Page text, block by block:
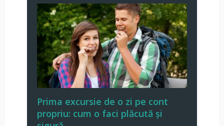
Prima excursie de o zi pe cont
propriu: cum o faci plăcută și